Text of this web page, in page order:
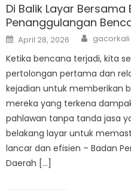
Di Balik Layar Bersama
Penanggulangan
Posted
on
April 28, 2026 Author
gacorkali
Ketika bencana terjadi, kita
pertolongan pertama dan
kejadian untuk memberikan
mereka yang terkena
pahlawan tanpa tanda jasa
belakang layar untuk
lancar dan efisien – Badan
Daerah […]